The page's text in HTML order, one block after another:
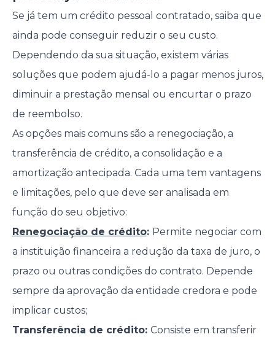
Se já tem um crédito pessoal contratado, saiba que
ainda pode conseguir reduzir o seu custo.
Dependendo da sua situação, existem várias
soluções que podem ajudá-lo a pagar menos juros,
diminuir a prestação mensal ou encurtar o prazo
de reembolso.
As opções mais comuns são a renegociação, a
transferência de crédito, a consolidação e a
amortização antecipada. Cada uma tem vantagens
e limitações, pelo que deve ser analisada em
função do seu objetivo:
Renegociação de crédito: Permite negociar com
a instituição financeira a redução da taxa de juro, o
prazo ou outras condições do contrato. Depende
sempre da aprovação da entidade credora e pode
implicar custos;
Transferência de crédito: Consiste em transferir